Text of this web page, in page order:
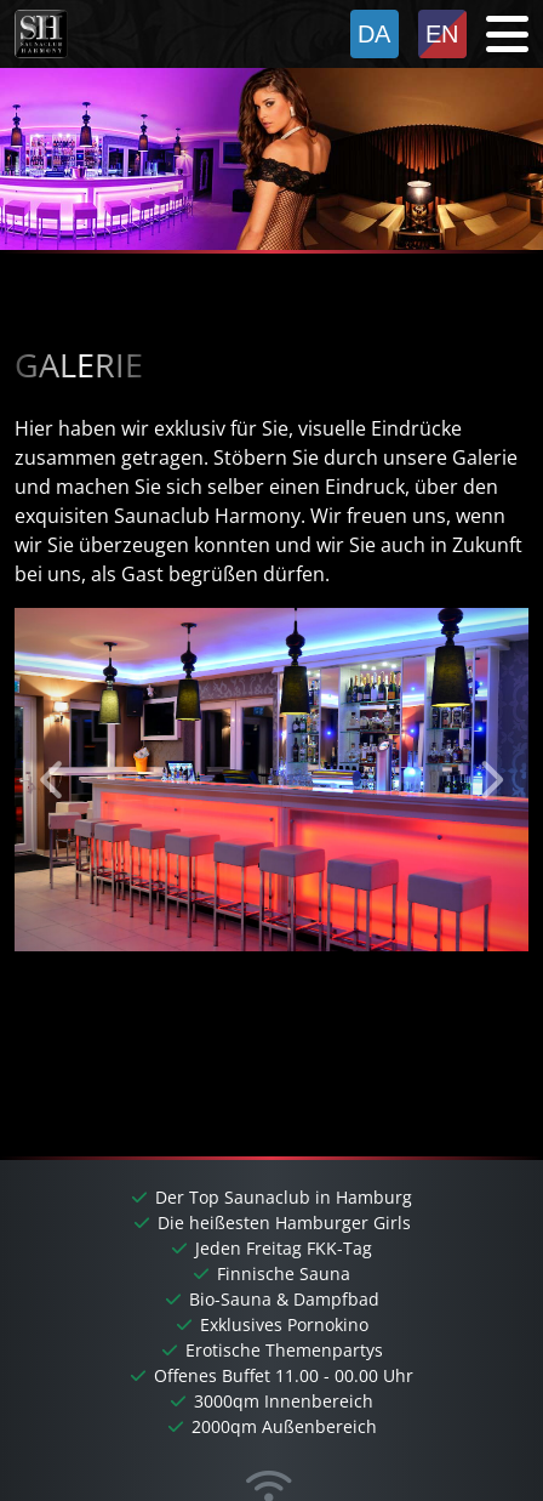
GALERIE
Hier haben wir exklusiv für Sie, visuelle Eindrücke
zusammen getragen. Stöbern Sie durch unsere Galerie
und machen Sie sich selber einen Eindruck, über den
exquisiten Saunaclub Harmony. Wir freuen uns, wenn
wir Sie überzeugen konnten und wir Sie auch in Zukunft
bei uns, als Gast begrüßen dürfen.
Previous Next
Der Top Saunaclub in Hamburg
Die heißesten Hamburger Girls
Jeden Freitag FKK-Tag
Finnische Sauna
Bio-Sauna & Dampfbad
Exklusives Pornokino
Erotische Themenpartys
Offenes Buffet 11.00 - 00.00 Uhr
3000qm Innenbereich
2000qm Außenbereich